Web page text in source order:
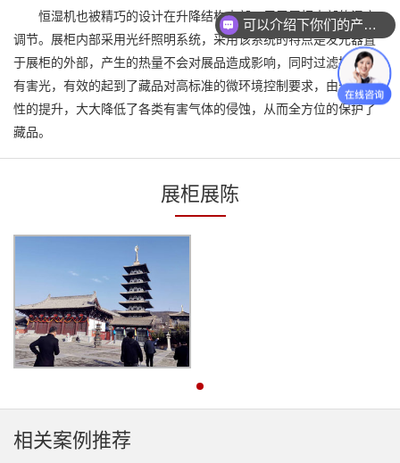
恒湿机也被精巧的设计在升降结构内部，用于展柜内部的湿度
调节。展柜内部采用光纤照明系统，采用该系统的特点是发光器置
于展柜的外部，产生的热量不会对展品造成影响，同时过滤掉99%的
有害光，有效的起到了藏品对高标准的微环境控制要求，由于气密
性的提升，大大降低了各类有害气体的侵蚀，从而全方位的保护了
藏品。
展柜展陈
相关案例推荐
可以介绍下你们的产品么？